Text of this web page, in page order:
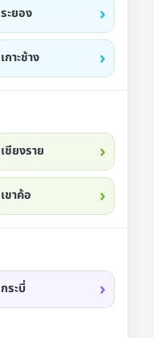
ระยอง
เกาะช้าง
เชียงราย
เขาค้อ
กระบี่